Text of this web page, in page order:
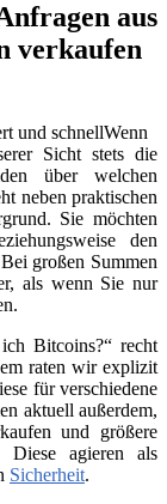
aus
verkaufen
Wenn
Sicht stets die
über welchen
neben praktischen
Sie möchten
den
großen Summen
als wenn Sie nur
Bitcoins?“ recht
raten wir explizit
für verschiedene
aktuell außerdem,
und größere
Diese agieren als
Sicherheit.